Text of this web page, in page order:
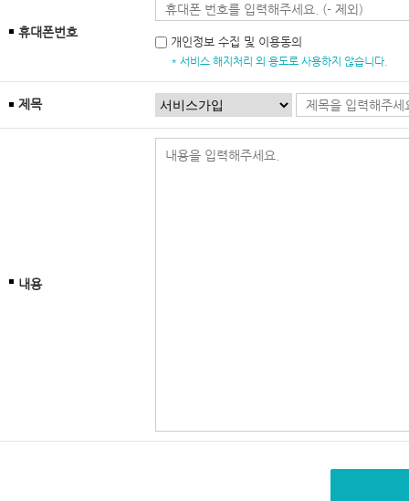
휴대폰번호
개인정보 수집 및 이용동의
* 서비스 해지처리 외 용도로 사용하지 않습니다.
제목
내용